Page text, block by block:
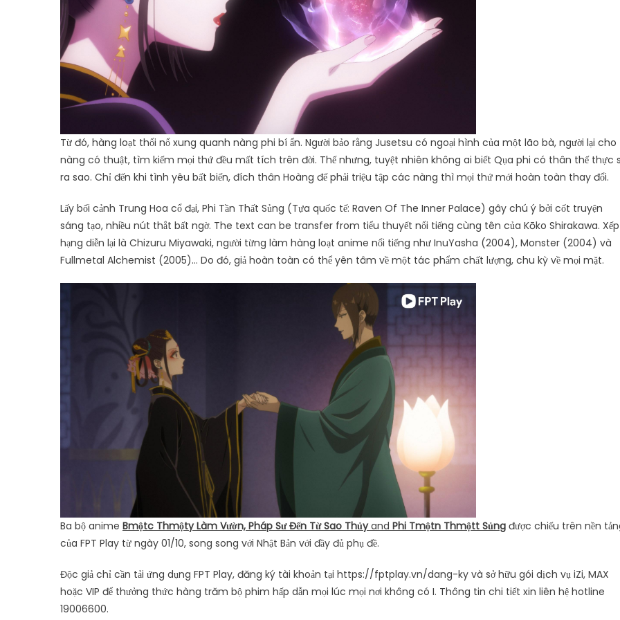
Từ đó, hàng loạt thổi nổ xung quanh nàng phi bí ẩn. Người bảo rằng Jusetsu có ngoại hình của một lão bà, người lại cho
nàng có thuật, tìm kiếm mọi thứ đều mất tích trên đời. Thế nhưng, tuyệt nhiên không ai biết Qụa phi có thân thế thực
ra sao. Chỉ đến khi tình yêu bất biến, đích thân Hoàng đế phải triệu tập các nàng thì mọi thứ mới hoàn toàn thay đổi.
Lấy bối cảnh Trung Hoa cổ đại, Phi Tần Thất Sủng (Tựa quốc tế: Raven Of The Inner Palace) gây chú ý bởi cốt truyện
sáng tạo, nhiều nút thắt bất ngờ. The text can be transfer from tiểu thuyết nổi tiếng cùng tên của Kōko Shirakawa. Xếp
hạng diễn lại là Chizuru Miyawaki, người từng làm hàng loạt anime nổi tiếng như InuYasha (2004), Monster (2004) và
Fullmetal Alchemist (2005)… Do đó, giả hoàn toàn có thể yên tâm về một tác phẩm chất lượng, chu kỳ về mọi mặt.
Ba bộ anime Bmộtc Thmộty Làm Vườn, Pháp Sư Đến TừSao Thủyand Phi Tmộtn Thmộtt Sủng được chiếu trên nền
của FPT Play từ ngày 01/10, song song với Nhật Bản với đầy đủ phụ đề.
Độc giả chỉ cần tải ứng dụng FPT Play, đăng ký tài khoản tại https://fptplay.vn/dang-ky và sở hữu gói dịch vụ iZi, MAX
hoặc VIP để thưởng thức hàng trăm bộ phim hấp dẫn mọi lúc mọi nơi không có I. Thông tin chi tiết xin liên hệ hotline
19006600.